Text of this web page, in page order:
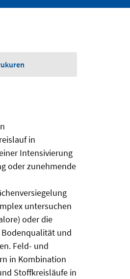
in
Intensivierung
oder zunehmende
untersuchen
oder die
und
Feld- und
in Kombination
Stoffkreisläufe in